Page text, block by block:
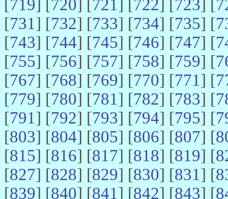
[719] [720] [721] [722] [723] [
[731] [732] [733] [734] [735] [
[743] [744] [745] [746] [747] [
[755] [756] [757] [758] [759] [
[767] [768] [769] [770] [771] [
[779] [780] [781] [782] [783] [
[791] [792] [793] [794] [795] [
[803] [804] [805] [806] [807] [
[815] [816] [817] [818] [819] [
[827] [828] [829] [830] [831] [
[839] [840] [841] [842] [843] [